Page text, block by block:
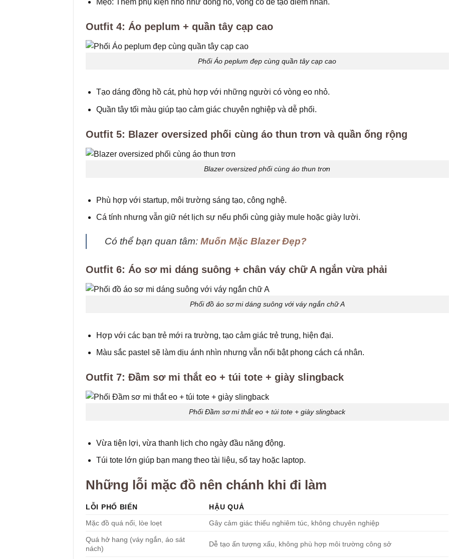
Outfit 4: Áo peplum + quần tây cạp cao
Phối Áo peplum đẹp cùng quần tây cạp cao
Tạo dáng đồng hồ cát, phù hợp với những người có vòng eo nhỏ.
Quần tây tối màu giúp tạo cảm giác chuyên nghiệp và dễ phối.
Outfit 5: Blazer oversized phối cùng áo thun trơn và quần ống rộng
Blazer oversized phối cùng áo thun trơn
Phù hợp với startup, môi trường sáng tạo, công nghệ.
Cá tính nhưng vẫn giữ nét lịch sự nếu phối cùng giày mule hoặc giày lười.
Có thể bạn quan tâm: Muốn Mặc Blazer Đẹp?
Outfit 6: Áo sơ mi dáng suông + chân váy chữ A ngắn vừa phải
Phối đồ áo sơ mi dáng suông với váy ngắn chữ A
Hợp với các bạn trẻ mới ra trường, tạo cảm giác trẻ trung, hiện đại.
Màu sắc pastel sẽ làm dịu ánh nhìn nhưng vẫn nổi bật phong cách cá nhân.
Outfit 7: Đầm sơ mi thắt eo + túi tote + giày slingback
Phối Đầm sơ mi thắt eo + túi tote + giày slingback
Vừa tiện lợi, vừa thanh lịch cho ngày đầu năng động.
Túi tote lớn giúp bạn mang theo tài liệu, sổ tay hoặc laptop.
Những lỗi mặc đồ nên chánh khi đi làm
LỖI PHỔ BIẾN
HẬU QUẢ
Mặc đồ quá nổi, lòe loẹt
Gây cảm giác thiếu nghiêm túc, không chuyên nghiệp
Quá hở hang (váy ngắn, áo sát
nách)
Dễ tạo ấn tượng xấu, không phù hợp môi trường công sở